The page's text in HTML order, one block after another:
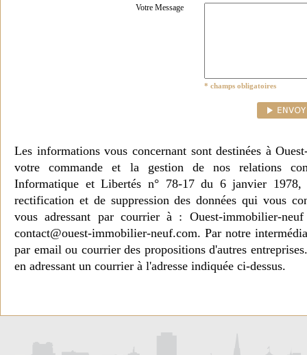
Votre Message
* champs obligatoires
Les informations vous concernant sont destinées à
votre commande et la gestion de nos relations
Informatique et Libertés n° 78-17 du 6 janvier 1978,
rectification et de suppression des données qui vous
vous adressant par courrier à : Ouest-immobilier-
contact@ouest-immobilier-neuf.com. Par notre
par email ou courrier des propositions d'autres
en adressant un courrier à l'adresse indiquée ci-dessus.